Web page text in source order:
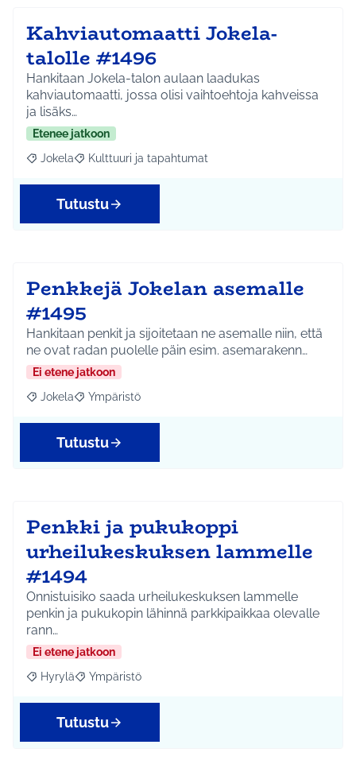
Kahviautomaatti Jokela-
talolle #1496
Hankitaan Jokela-talon aulaan laadukas
kahviautomaatti, jossa olisi vaihtoehtoja kahveissa
ja lisäks…
Etenee jatkoon
Rajaa tulokset aihepiirin mukaan: Jokela
Jokela Rajaa tulokset teeman mukaan: Kulttuuri ja
Kulttuuri ja tapahtumat
Tutustu
Penkkejä Jokelan asemalle
#1495
Hankitaan penkit ja sijoitetaan ne asemalle niin, että
ne ovat radan puolelle päin esim. asemarakenn…
Ei etene jatkoon
Rajaa tulokset aihepiirin mukaan: Jokela
Jokela Rajaa tulokset teeman mukaan: Ympäristö
Ympäristö
Tutustu
Penkki ja pukukoppi
urheilukeskuksen lammelle
#1494
Onnistuisiko saada urheilukeskuksen lammelle
penkin ja pukukopin lähinnä parkkipaikkaa olevalle
rann…
Ei etene jatkoon
Rajaa tulokset aihepiirin mukaan: Hyrylä
Hyrylä Rajaa tulokset teeman mukaan: Ympäristö
Ympäristö
Tutustu